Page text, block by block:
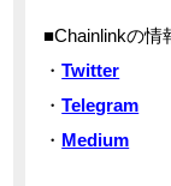
■Chainlinkの情
・Twitter
・Telegram
・ Medium